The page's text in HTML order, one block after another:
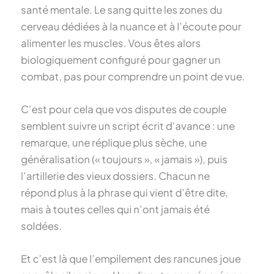
santé mentale. Le sang quitte les zones du
cerveau dédiées à la nuance et à l’écoute pour
alimenter les muscles. Vous êtes alors
biologiquement configuré pour gagner un
combat, pas pour comprendre un point de vue.
C’est pour cela que vos disputes de couple
semblent suivre un script écrit d’avance : une
remarque, une réplique plus sèche, une
généralisation (« toujours », « jamais »), puis
l’artillerie des vieux dossiers. Chacun ne
répond plus à la phrase qui vient d’être dite,
mais à toutes celles qui n’ont jamais été
soldées.
Et c’est là que l’empilement des rancunes joue